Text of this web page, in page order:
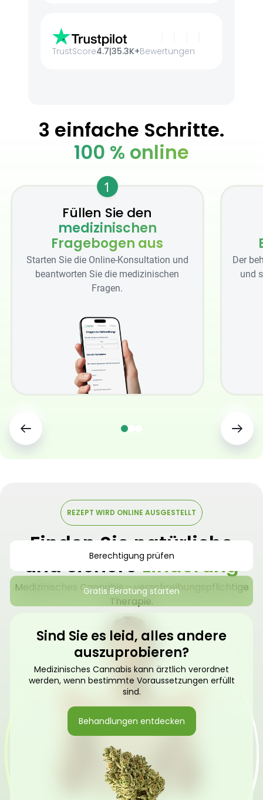
TrustScore4.7|35.3K+Bewertungen
3 einfache Schritte.
100 % online
1
Füllen Sie den
medizinischen
Fragebogen aus
Starten Sie die Online-Konsultation und
beantworten Sie die medizinischen
Fragen.
Der
und
REZEPT WIRD ONLINE AUSGESTELLT
Finden Sie natürliche
und sichereLinderung
Medizinisches Cannabis – verschreibungspflichtige
Therapie.
Berechtigung prüfen
Gratis Beratung starten
Sind Sie es leid, alles andere
auszuprobieren?
Medizinisches Cannabis kann ärztlich verordnet
werden, wenn bestimmte Voraussetzungen erfüllt
sind.
Behandlungen entdecken